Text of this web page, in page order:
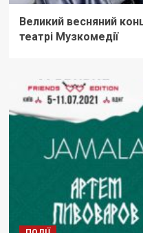
Великий весняний
театрі Музкомедії